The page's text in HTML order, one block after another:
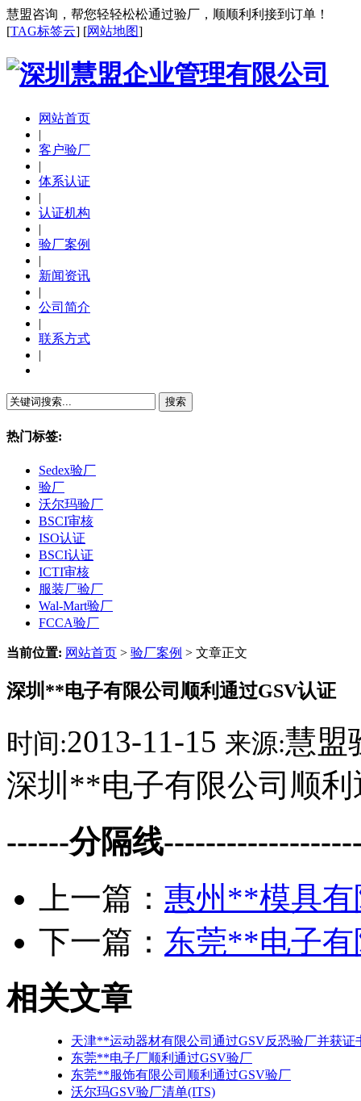
慧盟咨询，帮您轻轻松松通过验厂，顺顺利利接到订单！
[TAG标签云] [网站地图]
网站首页
|
客户验厂
|
体系认证
|
认证机构
|
验厂案例
|
新闻资讯
|
公司简介
|
联系方式
|
热门标签:
Sedex验厂
验厂
沃尔玛验厂
BSCI审核
ISO认证
BSCI认证
ICTI审核
服装厂验厂
Wal-Mart验厂
FCCA验厂
当前位置: 网站首页 > 验厂案例 > 文章正文
深圳**电子有限公司顺利通过GSV认证
时间:2013-11-15 来源:慧盟
深圳**电子有限公司顺利
------分隔线
上一篇： 惠州**模具有
下一篇： 东莞**电子有
相关文章
天津**运动器材有限公司通过GSV反恐验厂并获证
东莞**电子厂顺利通过GSV验厂
东莞**服饰有限公司顺利通过GSV验厂
沃尔玛GSV验厂清单(ITS)